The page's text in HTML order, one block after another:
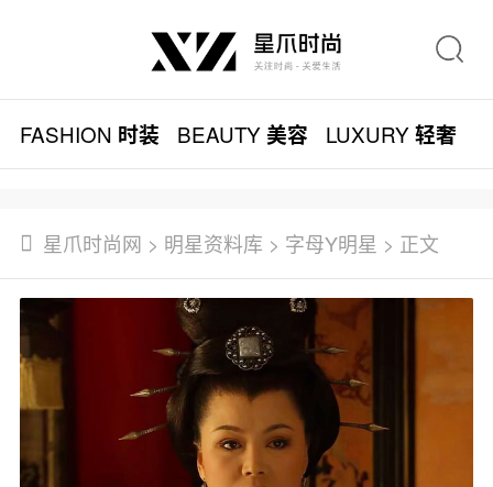
FASHION 时装 BEAUTY美容 LUXURY轻奢
星爪时尚网 > 明星资料库 > 字母Y明星 > 正文